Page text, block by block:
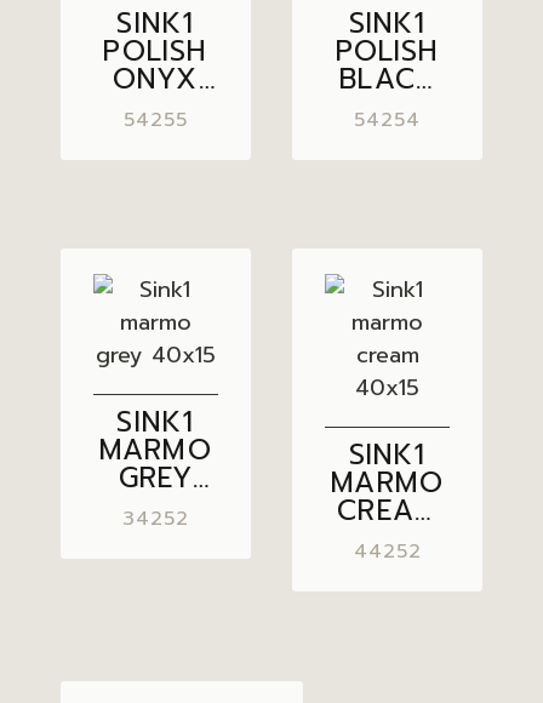
SINK1
POLISH
ONYX
40×15
54255
SINK1
POLISH
BLACK
40×15
54254
SINK1
MARMO
GREY
40×15
34252
SINK1
MARMO
CREAM
40×15
44252